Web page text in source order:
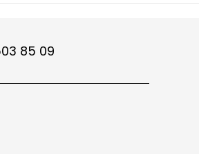
85 09